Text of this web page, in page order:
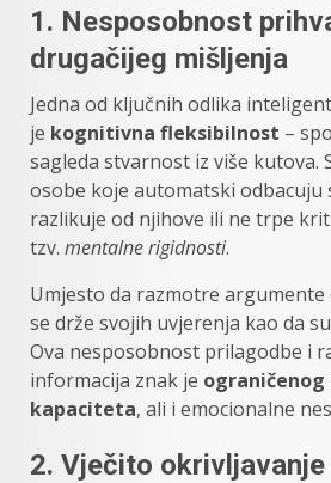
1. Nesposobnost
drugačijeg mišljenja
Jedna od ključnih odlika
je kognitivna fleksibilnost –
sagleda stvarnost iz više kutova.
osobe koje automatski odbacuju
razlikuje od njihove ili ne trpe
tzv. mentalne rigidnosti.
Umjesto da razmotre
se drže svojih uvjerenja kao da
Ova nesposobnost prilagodbe i
informacija znak je
kapaciteta, ali i emocionalne
2. Vječito okrivljavanje